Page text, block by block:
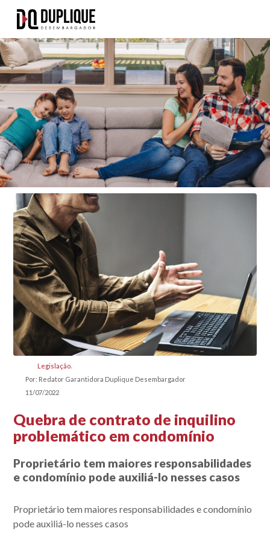
Legislação
Por: Redator Garantidora Duplique Desembargador
11/07/2022
Quebra de contrato de inquilino
problemático em condomínio
Proprietário tem maiores responsabilidades
e condomínio pode auxiliá-lo nesses casos
Proprietário tem maiores responsabilidades e condomínio
pode auxiliá-lo nesses casos